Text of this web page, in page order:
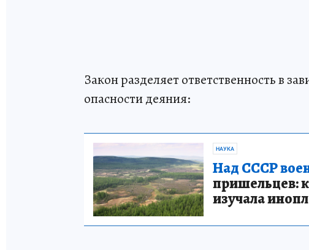
Закон разделяет ответственность в
опасности деяния:
НАУКА
Над СССР
пришельцев:
изучала